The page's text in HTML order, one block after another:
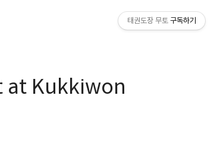
at Kukkiwon
태권도장 무토 구독하기